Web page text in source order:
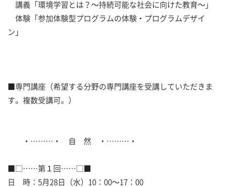
講義「環境学習とは？～持続可能な社会に向けた教育～」
体験「参加体験型プログラムの体験・プログラムデザイ
ン」
■専門講座（希望する分野の専門講座を受講していただきま
す。複数受講可。）
・………・ 自 然 ・………・
■□……第１回……□■
日 時：5月28日（水）10：00～17：00